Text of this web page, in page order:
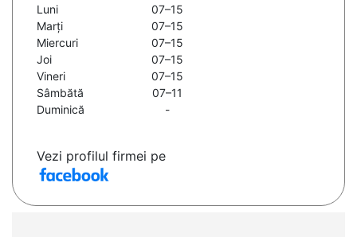
Luni
07–15
Marți
07–15
Miercuri
07–15
Joi
07–15
Vineri
07–15
Sâmbătă
07–11
Duminică
-
Vezi profilul firmei pe